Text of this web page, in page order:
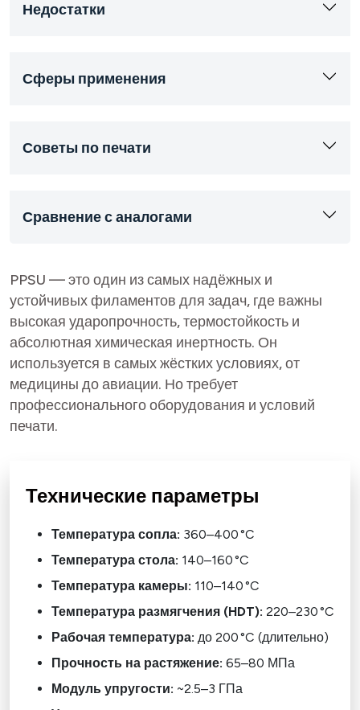
Недостатки
Сферы применения
Советы по печати
Сравнение с аналогами
PPSU — это один из самых надёжных и
устойчивых филаментов для задач, где важны
высокая ударопрочность, термостойкость и
абсолютная химическая инертность. Он
используется в самых жёстких условиях, от
медицины до авиации. Но требует
профессионального оборудования и условий
печати.
Технические параметры
Температура сопла: 360–400 °C
Температура стола: 140–160 °C
Температура камеры: 110–140 °C
Температура размягчения (HDT): 220–230 °C
Рабочая температура: до 200 °C (длительно)
Прочность на растяжение: 65–80 МПа
Модуль упругости: ~2.5–3 ГПа